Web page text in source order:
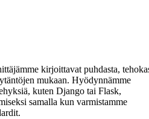
kirjoittavat puhdasta,
mukaan. Hyödynnämme
kuten Django tai Flask,
samalla kun varmistamme